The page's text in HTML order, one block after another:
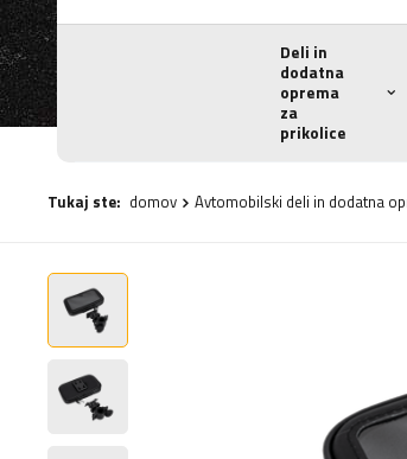
Deli in
dodatna
oprema
za
prikolice
Tukaj ste: domov Avtomobilski deli in dodatna